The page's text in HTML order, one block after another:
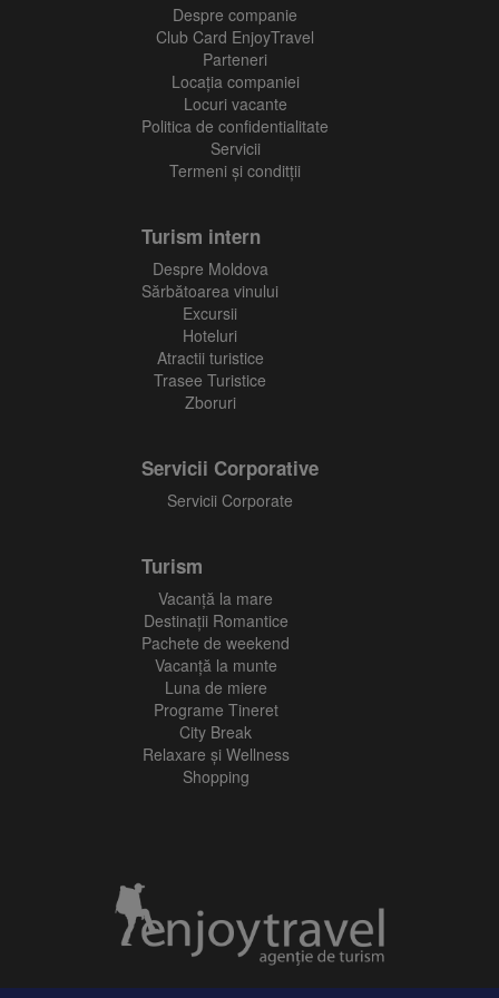
Despre companie
Club Card EnjoyTravel
Parteneri
Locaţia companiei
Locuri vacante
Politica de confidentialitate
Servicii
Termeni și conditții
Turism intern
Despre Moldova
Sărbătoarea vinului
Excursii
Hoteluri
Atractii turistice
Trasee Turistice
Zboruri
Servicii Corporative
Servicii Corporate
Turism
Vacanţă la mare
Destinații Romantice
Pachete de weekend
Vacanță la munte
Luna de miere
Programe Tineret
City Break
Relaxare și Wellness
Shopping